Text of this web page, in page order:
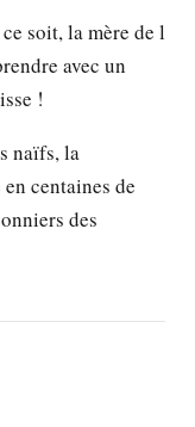
soit, la mère de l
avec un
!
naïfs, la
centaines de
des